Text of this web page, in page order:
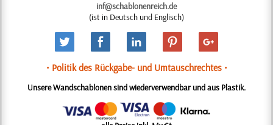
inf@schablonenreich.de
(ist in Deutsch und Englisch)
• Politik des Rückgabe- und Umtauschrechtes •
Unsere Wandschablonen sind wiederverwendbar und aus Plastik.